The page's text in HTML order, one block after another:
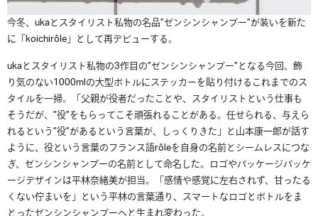
今冬、ukaとスタイリスト私物の名品”ゼンシンシャンプー”が装いを新た
に「koichirôle」として再デビューする。
ukaとスタイリスト私物の3作目の”ゼンシンシャンプー”となる今回、飾
り気のない1000mlの大型ボトルにステッカーを貼り付けるこれまでのス
タイルを一掃。「父親が役者だったことや、スタイリストという仕事も
そうだが、”役”をもらってこそ頑張れることがある。任せられる、与えら
れるという”役”があるという言葉が、しっくりきた」と山本康一郎が話す
ように、役という言葉のフランス語rôleを自身の名前とシームレスにつな
ぎ、ゼンシンシャンプーの名前として命名した。ロゴやパッケージパッケ
ージデザインは平林奈緒美が担当。「感情や感覚に左右されず、甘ったる
くない佇まいを」という平林の言葉通り、スマートなロゴとボトルをま